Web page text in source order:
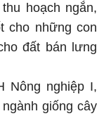
hoạch ngắn,
cho những con
đất bán lưng
Nông nghiệp I,
giống cây